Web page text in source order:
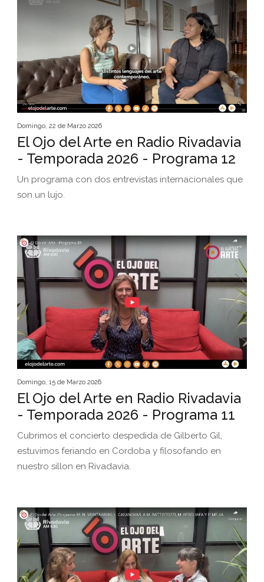
Domingo, 22 de Marzo 2026
El Ojo del Arte en Radio Rivadavia
- Temporada 2026 - Programa 12
Un programa con dos entrevistas internacionales que
son un lujo.
Domingo, 15 de Marzo 2026
El Ojo del Arte en Radio Rivadavia
- Temporada 2026 - Programa 11
Cubrimos el concierto despedida de Gilberto Gil,
estuvimos feriando en Cordoba y filosofando en
nuestro sillon en Rivadavia.